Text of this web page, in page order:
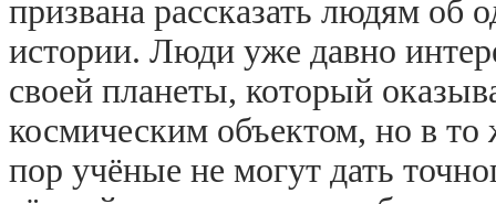
призвана рассказать людям об
истории. Люди уже давно
своей планеты, который
космическим объектом, но в
пор учёные не могут дать